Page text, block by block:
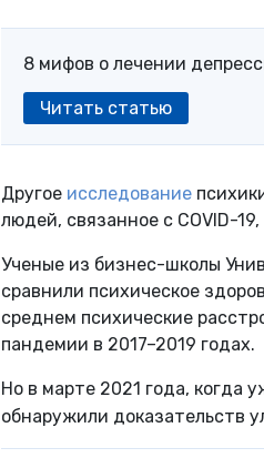
8 мифов о лечении
Читать статью
Другое исследование
людей, связанное с COVID-
Ученые из бизнес-школы
сравнили психическое
среднем психические
пандемии в 2017–2019 годах.
Но в марте 2021 года, когда
обнаружили доказательств